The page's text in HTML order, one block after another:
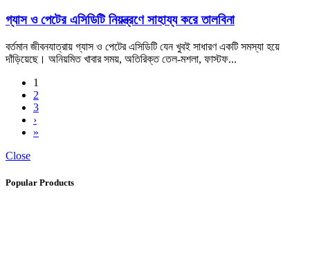
গ্যাস ও পেটের এসিডিটি নিয়ন্ত্রণে সাহায্য করে তালবিনা
বর্তমান জীবনযাত্রায় গ্যাস ও পেটের এসিডিটি যেন খুবই সাধারণ একটি সমস্যা হয়ে
দাঁড়িয়েছে। অনিয়মিত খাবার সময়, অতিরিক্ত তেল-মশলা, ফাস্টফ...
1
2
3
›
»
Close
Popular Products